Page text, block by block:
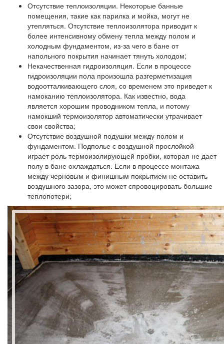
Отсутствие теплоизоляции. Некоторые банные
помещения, такие как парилка и мойка, могут не
утепляться. Отсутствие теплоизолятора приводит к
более интенсивному обмену тепла между полом и
холодным фундаментом, из-за чего в бане от
напольного покрытия начинает тянуть холодом;
Некачественная гидроизоляция. Если в процессе
гидроизоляции пола произошла разгерметизация
водоотталкивающего слоя, со временем это приведет к
намоканию теплоизолятора. Как известно, вода
является хорошим проводником тепла, и потому
намокший термоизолятор автоматически утрачивает
свои свойства;
Отсутствие воздушной подушки между полом и
фундаментом. Подполье с воздушной прослойкой
играет роль термоизолирующей пробки, которая не дает
полу в бане охлаждаться. Если в процессе монтажа
между черновым и финишным покрытием не оставить
воздушного зазора, это может спровоцировать большие
теплопотери;